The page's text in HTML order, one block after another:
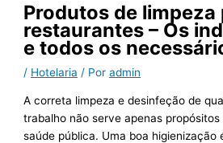
Produtos de limpeza
restaurantes – Os
e todos os
/ Hotelaria / Por admin
A correta limpeza e desinfeção de
trabalho não serve apenas
saúde pública. Uma boa higienização